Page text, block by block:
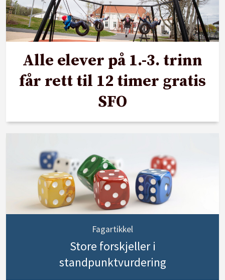
Alle elever på 1.-3. trinn
får rett til 12 timer gratis
SFO
Fagartikkel
Store forskjeller i
standpunktvurdering